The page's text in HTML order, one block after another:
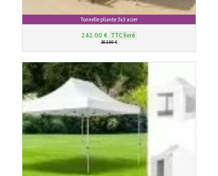
Tonnelle pliante 3x3 acier
242.00 € TTC livré
303.00 €